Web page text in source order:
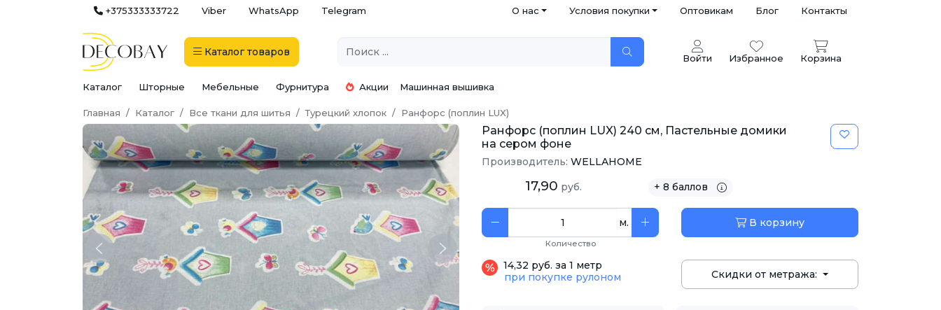
+375333333722 Viber WhatsApp Telegram О нас Условия покупки Оптовикам Блог Контакты
Каталог товаров Войти Избранное Корзина
Каталог Шторные Мебельные Фурнитура Акции Машинная вышивка
Главная Каталог Все ткани для шитья Турецкий хлопок Ранфорс (поплин LUX)
Previous Next
Ранфорс (поплин LUX) 240 см, Пастельные домики
на сером фоне
Производитель: WELLAHOME
17,90 руб. + 8 баллов
м.
Количество
В корзину
14,32 руб. за 1 метр
при покупке рулоном
Скидки от метража: